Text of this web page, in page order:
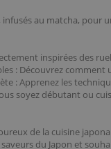
infusés au matcha,
inspirées des
: Découvrez
: Apprenez les
soyez débutant ou
de la cuisine
du Japon et